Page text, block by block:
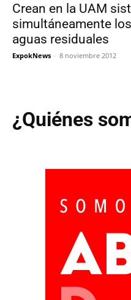
Crean en la UAM
simultáneamente
aguas residuales
ExpokNews - 8 noviembre 2012
¿Quiénes